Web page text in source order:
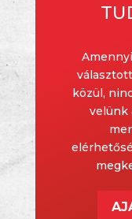
közül,
velünk